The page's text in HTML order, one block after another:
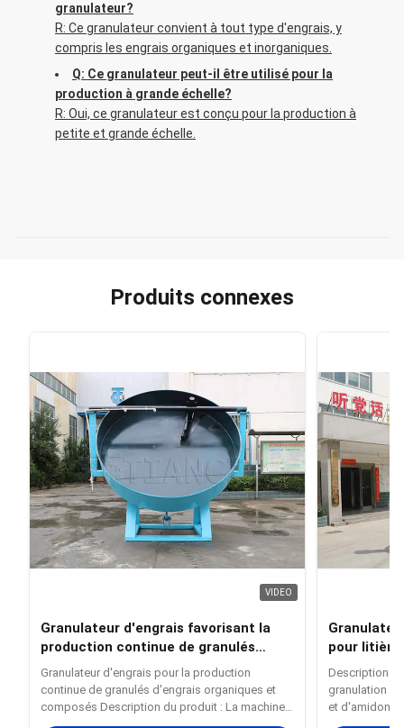
granulateur?
R: Ce granulateur convient à tout type d'engrais, y
compris les engrais organiques et inorganiques.
Q: Ce granulateur peut-il être utilisé pour la
production à grande échelle?
R: Oui, ce granulateur est conçu pour la production à
petite et grande échelle.
Produits connexes
VIDEO
Granulateur d'engrais favorisant la
production continue de granulés
d'engrais organiques et composés
Granulateur d'engrais pour la production
continue de granulés d'engrais organiques et
composés Description du produit : La machine
de granulation pour litière pour chats à base de
pour
pour ligne
pour chats
Description
granulation
et d'amidon
spécialisé et